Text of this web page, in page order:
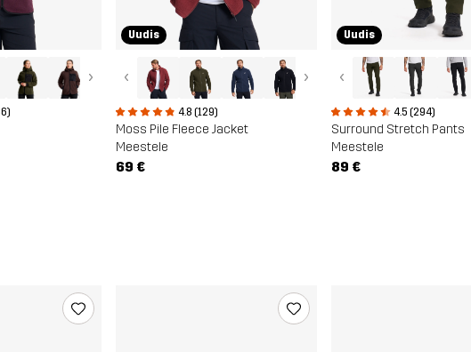
›
Uudis
‹ ›
4.8 (129)
Moss Pile Fleece Jacket
Meestele
69 €
Uudis
‹
4.5 (294)
Surround Stretch Pants
Meestele
89 €